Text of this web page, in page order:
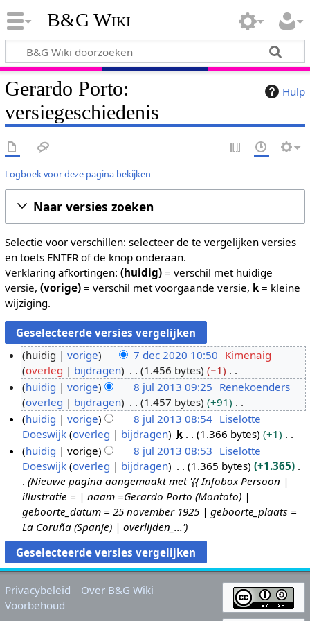
B&G Wiki
Hulp
Gerardo Porto:
versiegeschiedenis
Logboek voor deze pagina bekijken
Naar versies zoeken
Selectie voor verschillen: selecteer de te vergelijken versies
en toets ENTER of de knop onderaan.
Verklaring afkortingen: (huidig)= verschil met huidige
versie, (vorige)= verschil met voorgaande versie, k= kleine
wijziging.
d
c
0
huidig vorige 7 dec 2020 10:50 Kimenaig
overleg
bijdragen 1.456 bytes
−1
G
e
e
n
b
e
w
e
r
k
i
n
g
s
a
huidig vorige 8 jul 2013 09:25 Renekoenders
overleg
bijdragen 1.457 bytes
+91
G
e
e
n
e
w
e
r
k
i
huidig vorige 8 jul 2013 08:54 Liselotte
Doeswijk overleg bijdragen k 1.366 bytes
+1
G
e
n
b
e
w
e
r
k
i
huidig vorige 8 jul 2013 08:53 Liselotte
Doeswijk overleg bijdragen 1.365 bytes
+1.365
Nieuwe pagina aangemaakt met '{{ Infobox Persoon |
illustratie = | naam =Gerardo Porto (Montoto) |
geboorte_datum = 25 november 1925 | geboorte_plaats =
La Coruña (Spanje) | overlijden_...'
Privacybeleid
Over B&G Wiki
Voorbehoud